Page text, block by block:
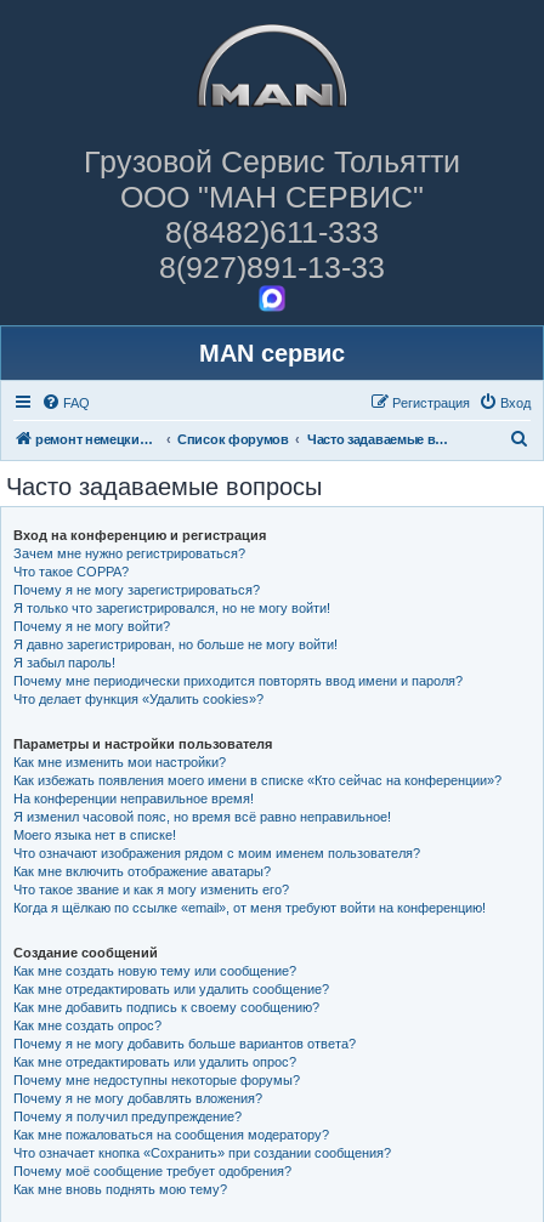
Грузовой Сервис Тольятти
ООО "МАН СЕРВИС"
8(8482)611-333
8(927)891-13-33
MAN сервис
FAQ Вход
Регистрация
ремонт немецких грузовиков Список форумов Часто задаваемые вопросы
Часто задаваемые вопросы
Вход на конференцию и регистрация
Зачем мне нужно регистрироваться?
Что такое COPPA?
Почему я не могу зарегистрироваться?
Я только что зарегистрировался, но не могу войти!
Почему я не могу войти?
Я давно зарегистрирован, но больше не могу войти!
Я забыл пароль!
Почему мне периодически приходится повторять ввод имени и пароля?
Что делает функция «Удалить cookies»?
Параметры и настройки пользователя
Как мне изменить мои настройки?
Как избежать появления моего имени в списке «Кто сейчас на конференции»?
На конференции неправильное время!
Я изменил часовой пояс, но время всё равно неправильное!
Моего языка нет в списке!
Что означают изображения рядом с моим именем пользователя?
Как мне включить отображение аватары?
Что такое звание и как я могу изменить его?
Когда я щёлкаю по ссылке «email», от меня требуют войти на конференцию!
Создание сообщений
Как мне создать новую тему или сообщение?
Как мне отредактировать или удалить сообщение?
Как мне добавить подпись к своему сообщению?
Как мне создать опрос?
Почему я не могу добавить больше вариантов ответа?
Как мне отредактировать или удалить опрос?
Почему мне недоступны некоторые форумы?
Почему я не могу добавлять вложения?
Почему я получил предупреждение?
Как мне пожаловаться на сообщения модератору?
Что означает кнопка «Сохранить» при создании сообщения?
Почему моё сообщение требует одобрения?
Как мне вновь поднять мою тему?